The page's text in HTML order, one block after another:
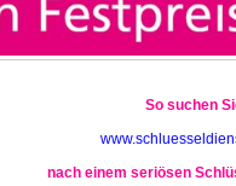
So suchen
nach einem seriösen